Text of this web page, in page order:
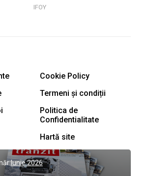
IFOY
Cookie Policy
Termeni și condiții
Politica de
Confidentialitate
Hartă site
Iunie 2026